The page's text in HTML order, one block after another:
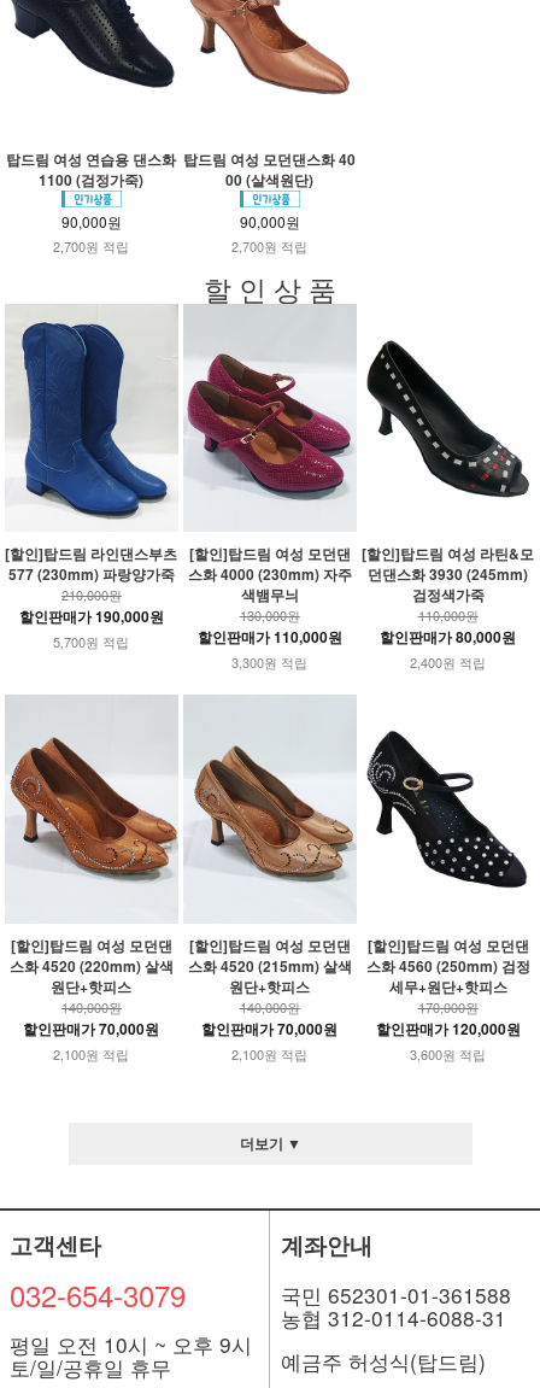
탑드림 여성 연습용 댄스화
1100 (검정가죽)
90,000원
2,700원 적립
탑드림 여성 모던댄스화 40
00 (살색원단)
90,000원
2,700원 적립
할 인 상 품
[할인]탑드림 라인댄스부츠
577 (230mm) 파랑양가죽
210,000원
할인판매가 190,000원
5,700원 적립
[할인]탑드림 여성 모던댄
스화 4000 (230mm) 자주
색뱀무늬
130,000원
할인판매가 110,000원
3,300원 적립
[할인]탑드림 여성 라틴&모
던댄스화 3930 (245mm)
검정색가죽
110,000원
할인판매가 80,000원
2,400원 적립
[할인]탑드림 여성 모던댄
스화 4520 (220mm) 살색
원단+핫피스
140,000원
할인판매가 70,000원
2,100원 적립
[할인]탑드림 여성 모던댄
스화 4520 (215mm) 살색
원단+핫피스
140,000원
할인판매가 70,000원
2,100원 적립
[할인]탑드림 여성 모던댄
스화 4560 (250mm) 검정
세무+원단+핫피스
170,000원
할인판매가 120,000원
3,600원 적립
더보기 ▼
고객센타
032-654-3079
평일 오전 10시 ~ 오후 9시
토/일/공휴일 휴무
계좌안내
국민 652301-01-361588
농협 312-0114-6088-31
예금주 허성식(탑드림)